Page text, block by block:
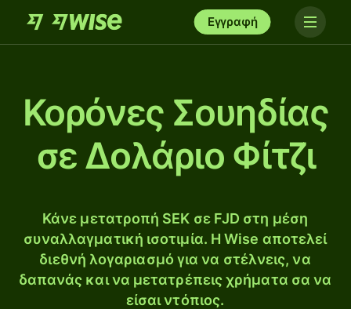
Εγγραφή
Κορόνες Σουηδίας
σε Δολάριο Φίτζι
Κάνε μετατροπή SEK σε FJD στη μέση
συναλλαγματική ισοτιμία. Η Wise αποτελεί
διεθνή λογαριασμό για να στέλνεις, να
δαπανάς και να μετατρέπεις χρήματα σα να
είσαι ντόπιος.